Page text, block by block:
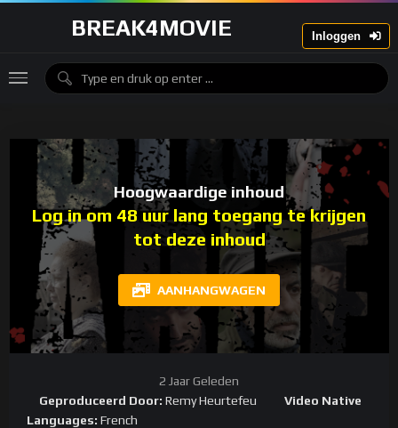
BREAK4MOVIE Inloggen
Hoogwaardige inhoud
Log in om 48 uur lang toegang te krijgen
tot deze inhoud
AANHANGWAGEN
2 Jaar Geleden
Geproduceerd Door:Remy Heurtefeu
Video Native
Languages: French